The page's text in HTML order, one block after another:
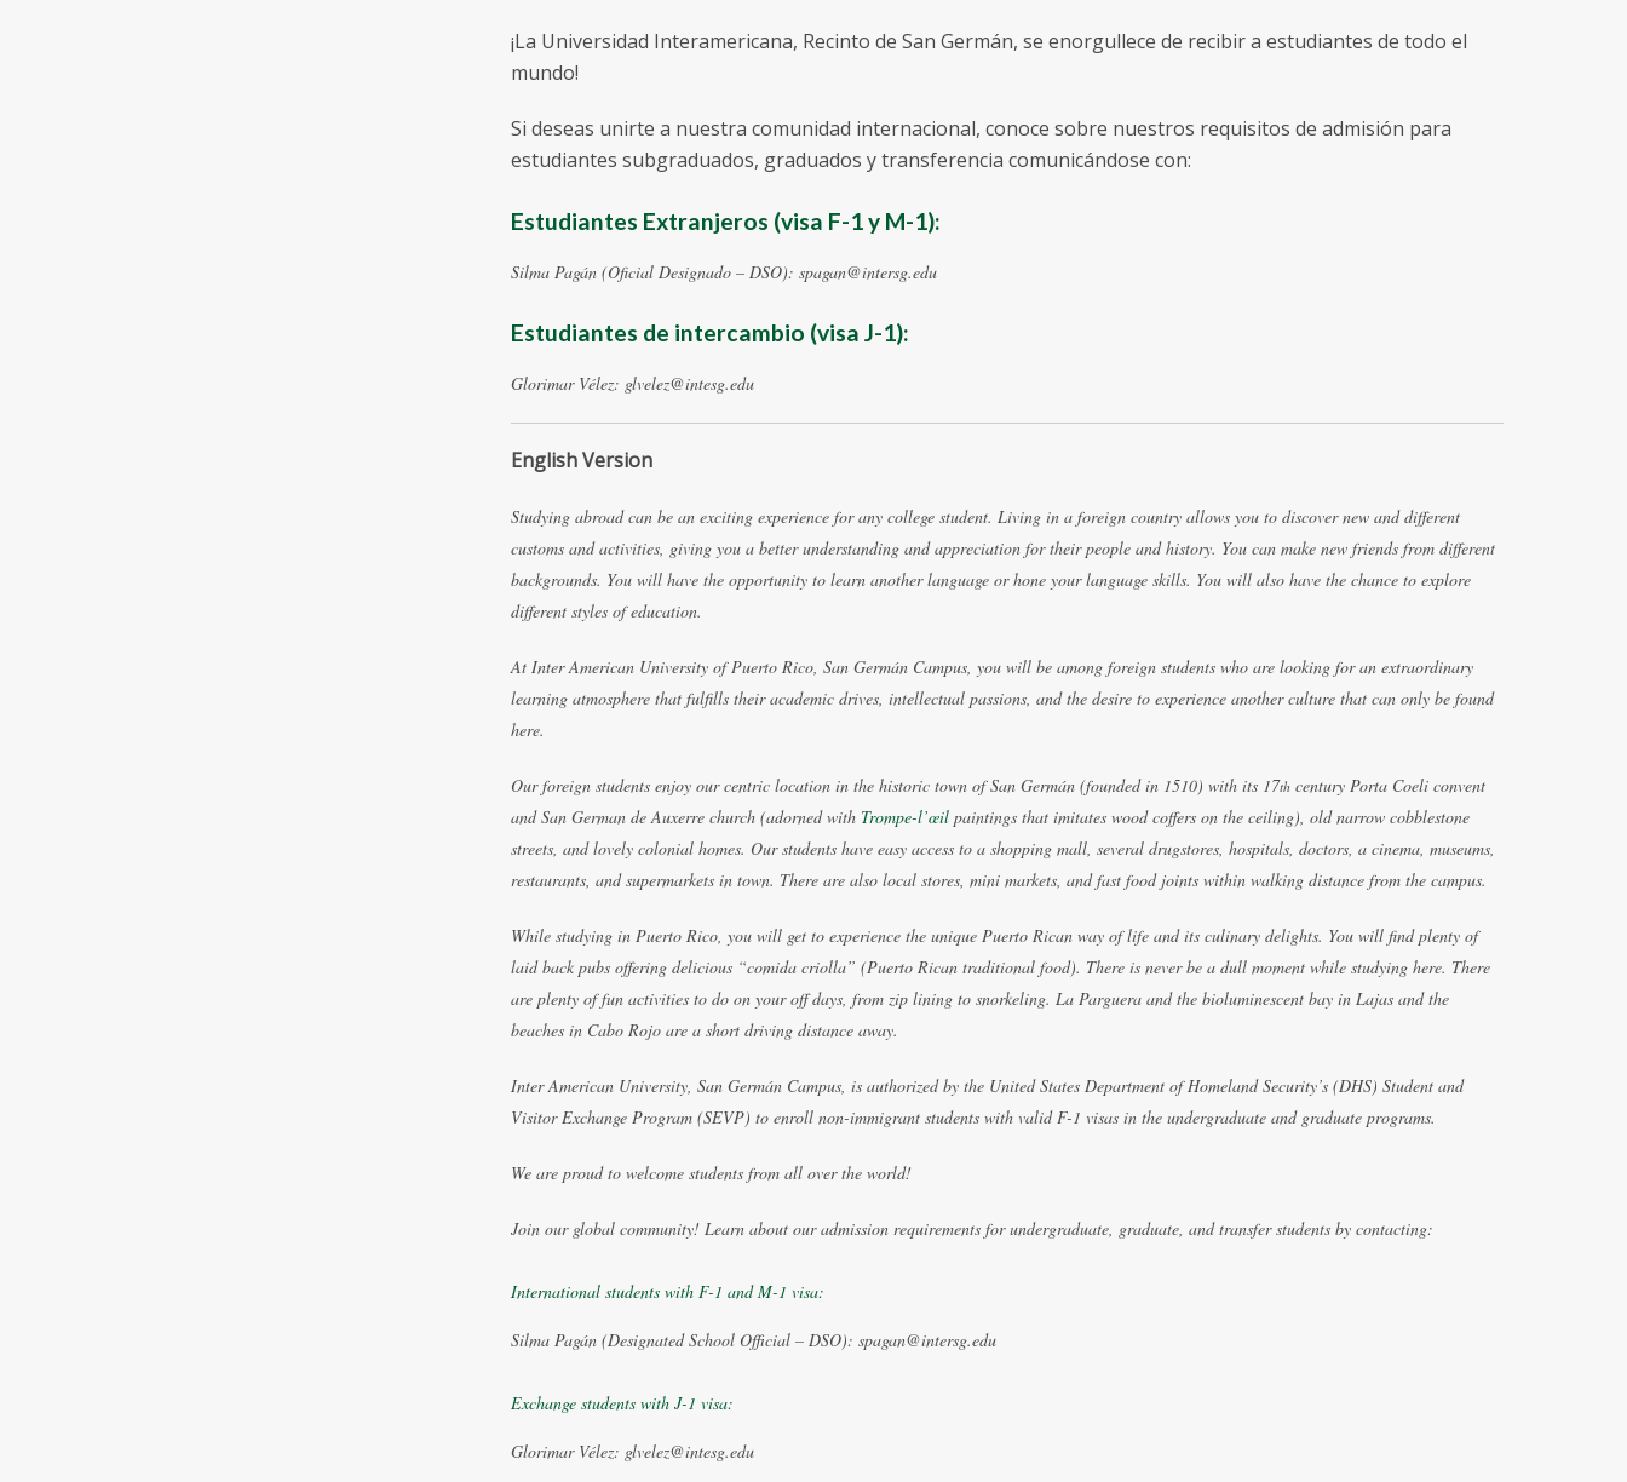
¡La Universidad Interamericana, Recinto de San Germán, se enorgullece de recibir a estudiantes de todo el
mundo!
Si deseas unirte a nuestra comunidad internacional, conoce sobre nuestros requisitos de admisión para
estudiantes subgraduados, graduados y transferencia comunicándose con:
Estudiantes Extranjeros (visa F-1 y M-1):
Silma Pagán (Oficial Designado – DSO): spagan@intersg.edu
Estudiantes de intercambio (visa J-1):
Glorimar Vélez: glvelez@intesg.edu
English Version
Studying abroad can be an exciting experience for any college student. Living in a foreign country allows you to discover new and different
customs and activities, giving you a better understanding and appreciation for their people and history. You can make new friends from different
backgrounds. You will have the opportunity to learn another language or hone your language skills. You will also have the chance to explore
different styles of education.
At Inter American University of Puerto Rico, San Germán Campus, you will be among foreign students who are looking for an extraordinary
learning atmosphere that fulfills their academic drives, intellectual passions, and the desire to experience another culture that can only be found
here.
Our foreign students enjoy our centric location in the historic town of San Germán (founded in 1510) with its 17th century Porta Coeli convent
and San German de Auxerre church (adorned with Trompe-l’œil paintings that imitates wood coffers on the ceiling), old narrow cobblestone
streets, and lovely colonial homes. Our students have easy access to a shopping mall, several drugstores, hospitals, doctors, a cinema, museums,
restaurants, and supermarkets in town. There are also local stores, mini markets, and fast food joints within walking distance from the campus.
While studying in Puerto Rico, you will get to experience the unique Puerto Rican way of life and its culinary delights. You will find plenty of
laid back pubs offering delicious “comida criolla” (Puerto Rican traditional food). There is never be a dull moment while studying here. There
are plenty of fun activities to do on your off days, from zip lining to snorkeling. La Parguera and the bioluminescent bay in Lajas and the
beaches in Cabo Rojo are a short driving distance away.
Inter American University, San Germán Campus, is authorized by the United States Department of Homeland Security’s (DHS) Student and
Visitor Exchange Program (SEVP) to enroll non-immigrant students with valid F-1 visas in the undergraduate and graduate programs.
We are proud to welcome students from all over the world!
Join our global community! Learn about our admission requirements for undergraduate, graduate, and transfer students by contacting:
International students with F-1 and M-1 visa:
Silma Pagán (Designated School Official – DSO): spagan@intersg.edu
Exchange students with J-1 visa:
Glorimar Vélez: glvelez@intesg.edu